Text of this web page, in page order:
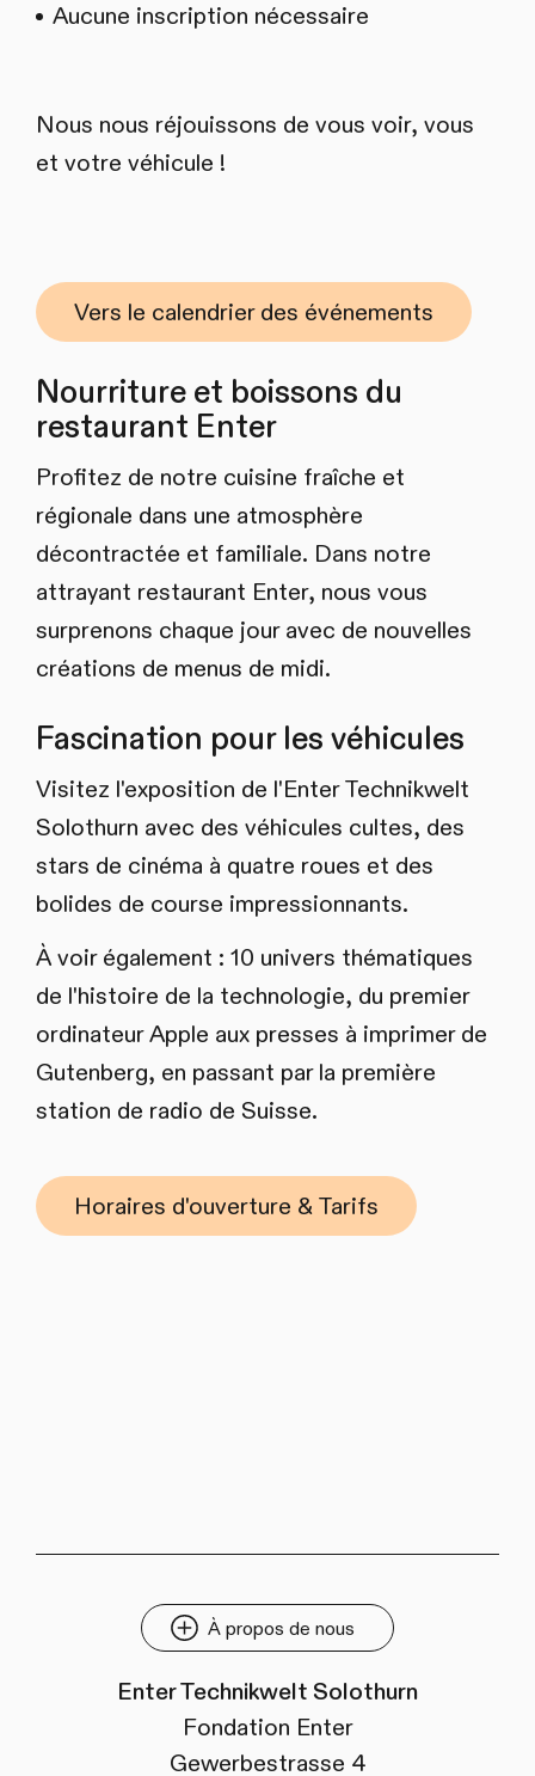
Aucune inscription nécessaire
Nous nous réjouissons de vous voir, vous
et votre véhicule !
Vers le calendrier des événements
Nourriture et boissons du
restaurant Enter
Profitez de notre cuisine fraîche et
régionale dans une atmosphère
décontractée et familiale. Dans notre
attrayant restaurant Enter, nous vous
surprenons chaque jour avec de nouvelles
créations de menus de midi.
Fascination pour les véhicules
Visitez l'exposition de l'Enter Technikwelt
Solothurn avec des véhicules cultes, des
stars de cinéma à quatre roues et des
bolides de course impressionnants.
À voir également : 10 univers thématiques
de l'histoire de la technologie, du premier
ordinateur Apple aux presses à imprimer de
Gutenberg, en passant par la première
station de radio de Suisse.
Horaires d'ouverture & Tarifs
À propos de nous
Enter Technikwelt Solothurn
Fondation Enter
Gewerbestrasse 4